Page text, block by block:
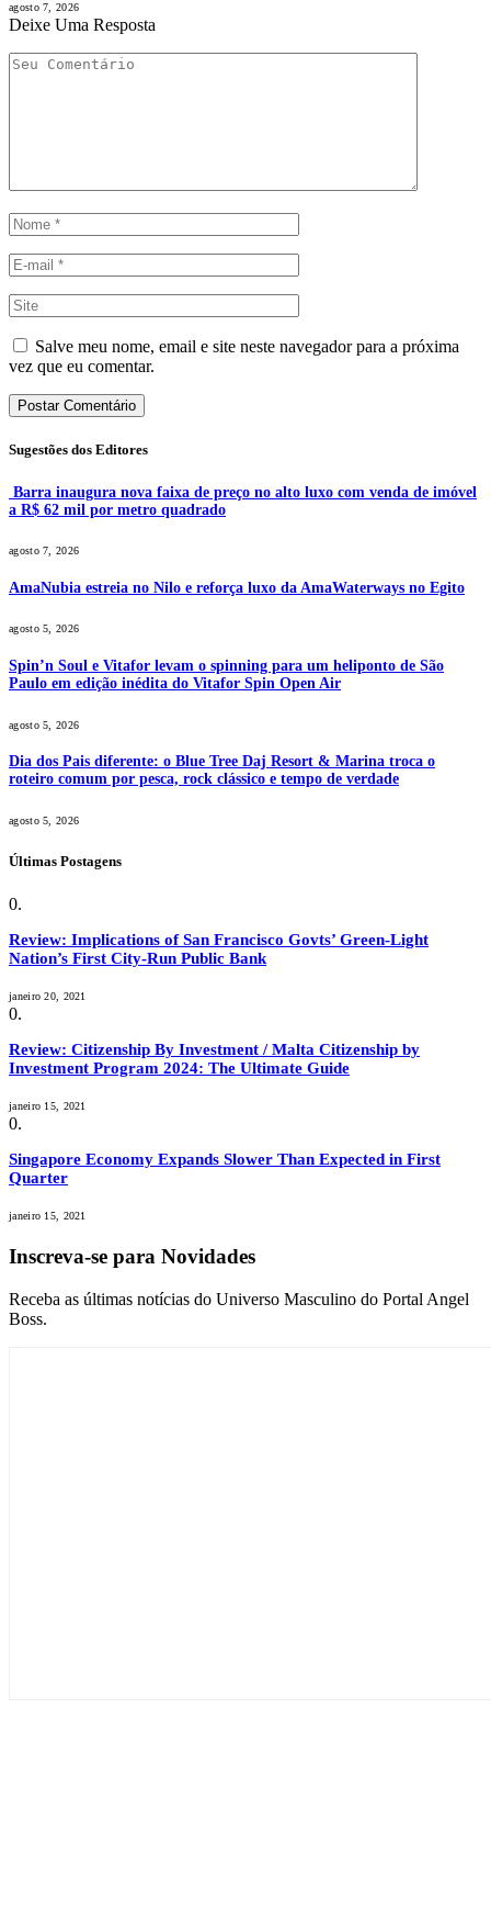
agosto 7, 2026
Deixe Uma Resposta
Salve meu nome, email e site neste navegador para a próxima
vez que eu comentar.
Sugestões dos Editores
Barra inaugura nova faixa de preço no alto luxo com venda de imóvel
a R$ 62 mil por metro quadrado
agosto 7, 2026
AmaNubia estreia no Nilo e reforça luxo da AmaWaterways no Egito
agosto 5, 2026
Spin’n Soul e Vitafor levam o spinning para um heliponto de São
Paulo em edição inédita do Vitafor Spin Open Air
agosto 5, 2026
Dia dos Pais diferente: o Blue Tree Daj Resort & Marina troca o
roteiro comum por pesca, rock clássico e tempo de verdade
agosto 5, 2026
Últimas Postagens
Review: Implications of San Francisco Govts’ Green-Light
Nation’s First City-Run Public Bank
janeiro 20, 2021
Review: Citizenship By Investment / Malta Citizenship by
Investment Program 2024: The Ultimate Guide
janeiro 15, 2021
Singapore Economy Expands Slower Than Expected in First
Quarter
janeiro 15, 2021
Inscreva-se para Novidades
Receba as últimas notícias do Universo Masculino do Portal Angel
Boss.